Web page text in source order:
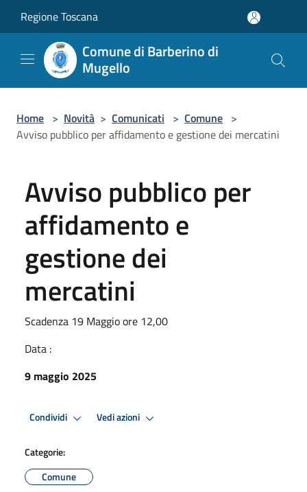
Regione Toscana
Comune di Barberino di
Mugello
Home > Novità > Comunicati > Comune >
Avviso pubblico per affidamento e gestione dei mercatini
Avviso pubblico per
affidamento e
gestione dei
mercatini
Scadenza 19 Maggio ore 12,00
Data :
9 maggio 2025
Condividi Vedi azioni
Categorie:
Comune